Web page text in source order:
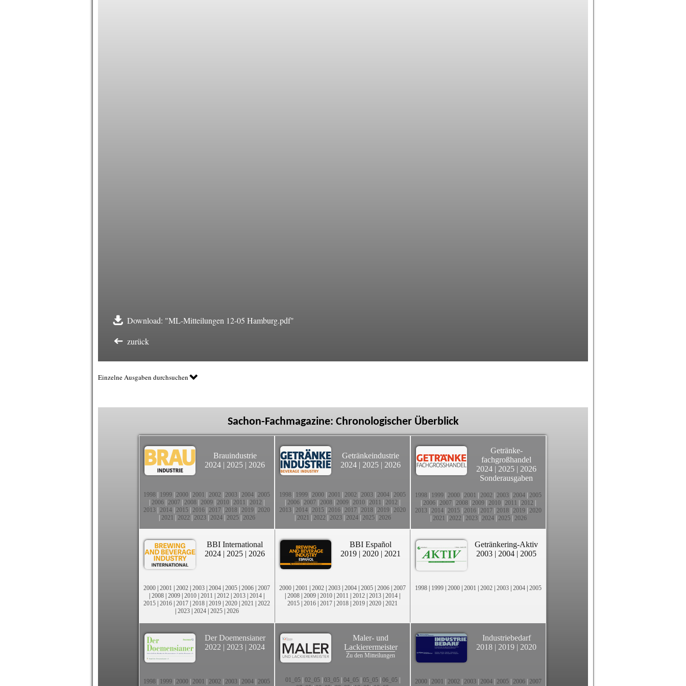
Download: "ML-Mitteilungen 12-05 Hamburg.pdf"
zurück
Einzelne Ausgaben durchsuchen
Sachon-Fachmagazine: Chronologischer Überblick
Brauindustrie
2024 | 2025 | 2026
1998 1999 2000 2001 2002 2003 2004 2005
2006 2007 2008 2009 2010 2011 2012
2013 2014 2015 2016 2017 2018 2019 2020
2021 2022 2023| 2024| 2025| 2026
Getränkeindustrie
2024 | 2025 | 2026
1998 1999 2000 2001 2002 2003 2004 2005
2006 2007 2008 2009 2010 2011 2012
2013 2014 2015 2016 2017 2018 2019 2020
2021 2022 2023| 2024| 2025| 2026
Getränke-
fachgroßhandel
2024 | 2025 | 2026
Sonderausgaben
1998 1999 2000 2001 2002 2003 2004 2005
2006 2007 2008 2009 2010 2011 2012
2013 2014 2015 2016 2017 2018 2019 2020
2021 2022 2023| 2024| 2025| 2026
BBI International
2024 | 2025 | 2026
2000 | 2001 | 2002 | 2003 | 2004 | 2005 | 2006 | 2007
| 2008 | 2009 | 2010 | 2011 | 2012 | 2013 | 2014 |
2015 | 2016 | 2017 | 2018 | 2019 | 2020 | 2021 | 2022
| 2023| 2024| 2025| 2026
BBI Español
2019 | 2020 | 2021
2000 | 2001 | 2002 | 2003 | 2004 | 2005 | 2006 | 2007
| 2008 | 2009 | 2010 | 2011 | 2012 | 2013 | 2014 |
2015 | 2016 | 2017 | 2018 | 2019 | 2020 | 2021
Getränkering-Aktiv
2003 | 2004 | 2005
1998 | 1999 | 2000 | 2001 | 2002 | 2003 | 2004 | 2005
Der Doemensianer
2022 | 2023 | 2024
1998 1999 2000 2001 2002 2003 2004 2005
Maler- und
Lackierermeister
Zu den Mitteilungen
01_05| 02_05| 03_05| 04_05| 05_05| 06_05|
Industriebedarf
2018 | 2019 | 2020
2000 2001 2002 2003 2004 2005 2006 2007